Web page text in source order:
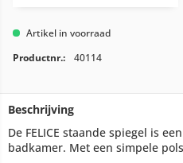
Artikel in voorraad
Productnr.:
40114
Beschrijving
De FELICE staande spiegel is
badkamer. Met een simpele